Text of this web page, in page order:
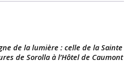
de la lumière : celle de la Sainte
de Sorolla à l’Hôtel de Caumont